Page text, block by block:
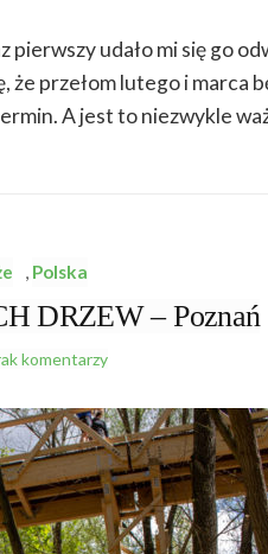
pierwszy udało mi się go
przełom lutego i marca
A jest to niezwykle
, Polska
DRZEW – Poznań
komentarzy